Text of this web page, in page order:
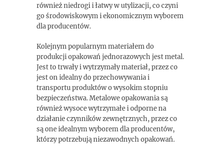
również niedrogi i łatwy w utylizacji, co czyni
go środowiskowym i ekonomicznym wyborem
dla producentów.
Kolejnym popularnym materiałem do
produkcji opakowań jednorazowych jest metal.
Jest to trwały i wytrzymały materiał, przez co
jest on idealny do przechowywania i
transportu produktów o wysokim stopniu
bezpieczeństwa. Metalowe opakowania są
również wysoce wytrzymałe i odporne na
działanie czynników zewnętrznych, przez co
są one idealnym wyborem dla producentów,
którzy potrzebują niezawodnych opakowań.